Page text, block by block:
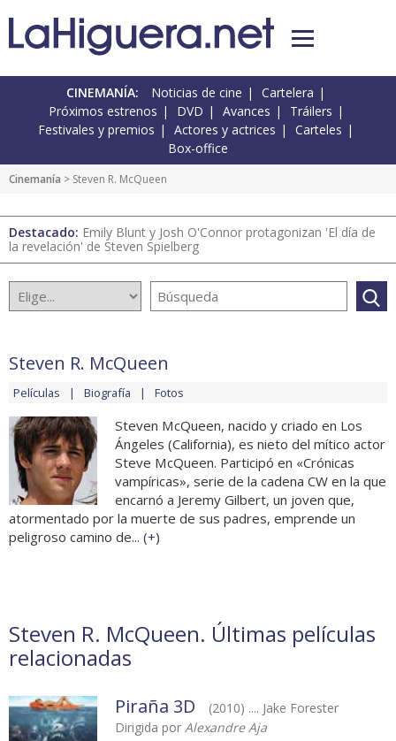
CINEMANÍA: Noticias de cine
Cartelera
Próximos estrenos
DVD Avances
Tráilers
Festivales y premios
Actores y actrices
Carteles
Box-office
Cinemanía > Steven R. McQueen
Destacado: Emily Blunt y Josh O'Connor protagonizan 'El día de
la revelación' de Steven Spielberg
Steven R. McQueen
Películas Biografía Fotos
Steven McQueen, nacido y criado en Los
Ángeles (California), es nieto del mítico actor
Steve McQueen. Participó en «Crónicas
vampíricas», serie de la cadena CW en la que
encarnó a Jeremy Gilbert, un joven que,
atormentado por la muerte de sus padres, emprende un
peligroso camino de... (+)
Steven R. McQueen. Últimas películas
relacionadas
Piraña 3D
(2010) .... Jake Forester
Dirigida por Alexandre Aja